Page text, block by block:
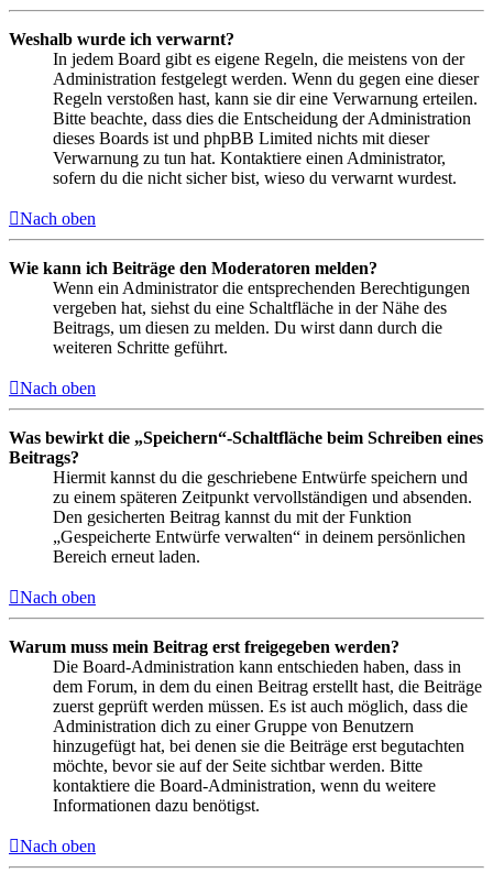
Weshalb wurde ich verwarnt?
In jedem Board gibt es eigene Regeln, die meistens von der
Administration festgelegt werden. Wenn du gegen eine dieser
Regeln verstoßen hast, kann sie dir eine Verwarnung erteilen.
Bitte beachte, dass dies die Entscheidung der Administration
dieses Boards ist und phpBB Limited nichts mit dieser
Verwarnung zu tun hat. Kontaktiere einen Administrator,
sofern du die nicht sicher bist, wieso du verwarnt wurdest.
Nach oben
Wie kann ich Beiträge den Moderatoren melden?
Wenn ein Administrator die entsprechenden Berechtigungen
vergeben hat, siehst du eine Schaltfläche in der Nähe des
Beitrags, um diesen zu melden. Du wirst dann durch die
weiteren Schritte geführt.
Nach oben
Was bewirkt die „Speichern“-Schaltfläche beim Schreiben eines
Beitrags?
Hiermit kannst du die geschriebene Entwürfe speichern und
zu einem späteren Zeitpunkt vervollständigen und absenden.
Den gesicherten Beitrag kannst du mit der Funktion
„Gespeicherte Entwürfe verwalten“ in deinem persönlichen
Bereich erneut laden.
Nach oben
Warum muss mein Beitrag erst freigegeben werden?
Die Board-Administration kann entschieden haben, dass in
dem Forum, in dem du einen Beitrag erstellt hast, die Beiträge
zuerst geprüft werden müssen. Es ist auch möglich, dass die
Administration dich zu einer Gruppe von Benutzern
hinzugefügt hat, bei denen sie die Beiträge erst begutachten
möchte, bevor sie auf der Seite sichtbar werden. Bitte
kontaktiere die Board-Administration, wenn du weitere
Informationen dazu benötigst.
Nach oben